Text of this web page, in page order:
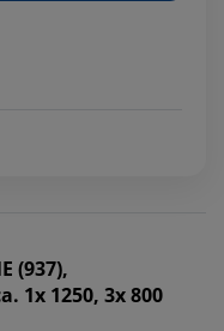
(937),
1x 1250, 3x 800